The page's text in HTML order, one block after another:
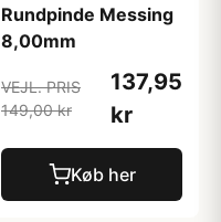
Rundpinde Messing
8,00mm
VEJL. PRIS
149,00 kr
137,95
kr
Køb her